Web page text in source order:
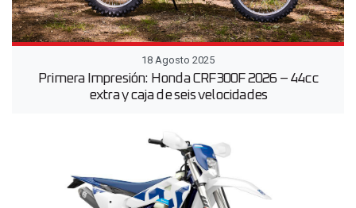
18 Agosto 2025
Primera Impresión: Honda CRF300F 2026 – 44cc
extra y caja de seis velocidades